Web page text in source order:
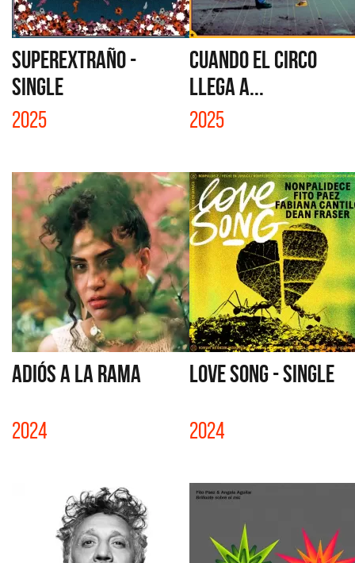
SUPEREXTRAÑO -
SINGLE
2025
CUANDO EL CIRCO
LLEGA A...
2025
ADIÓS A LA RAMA
2024
LOVE SONG - SINGLE
2024